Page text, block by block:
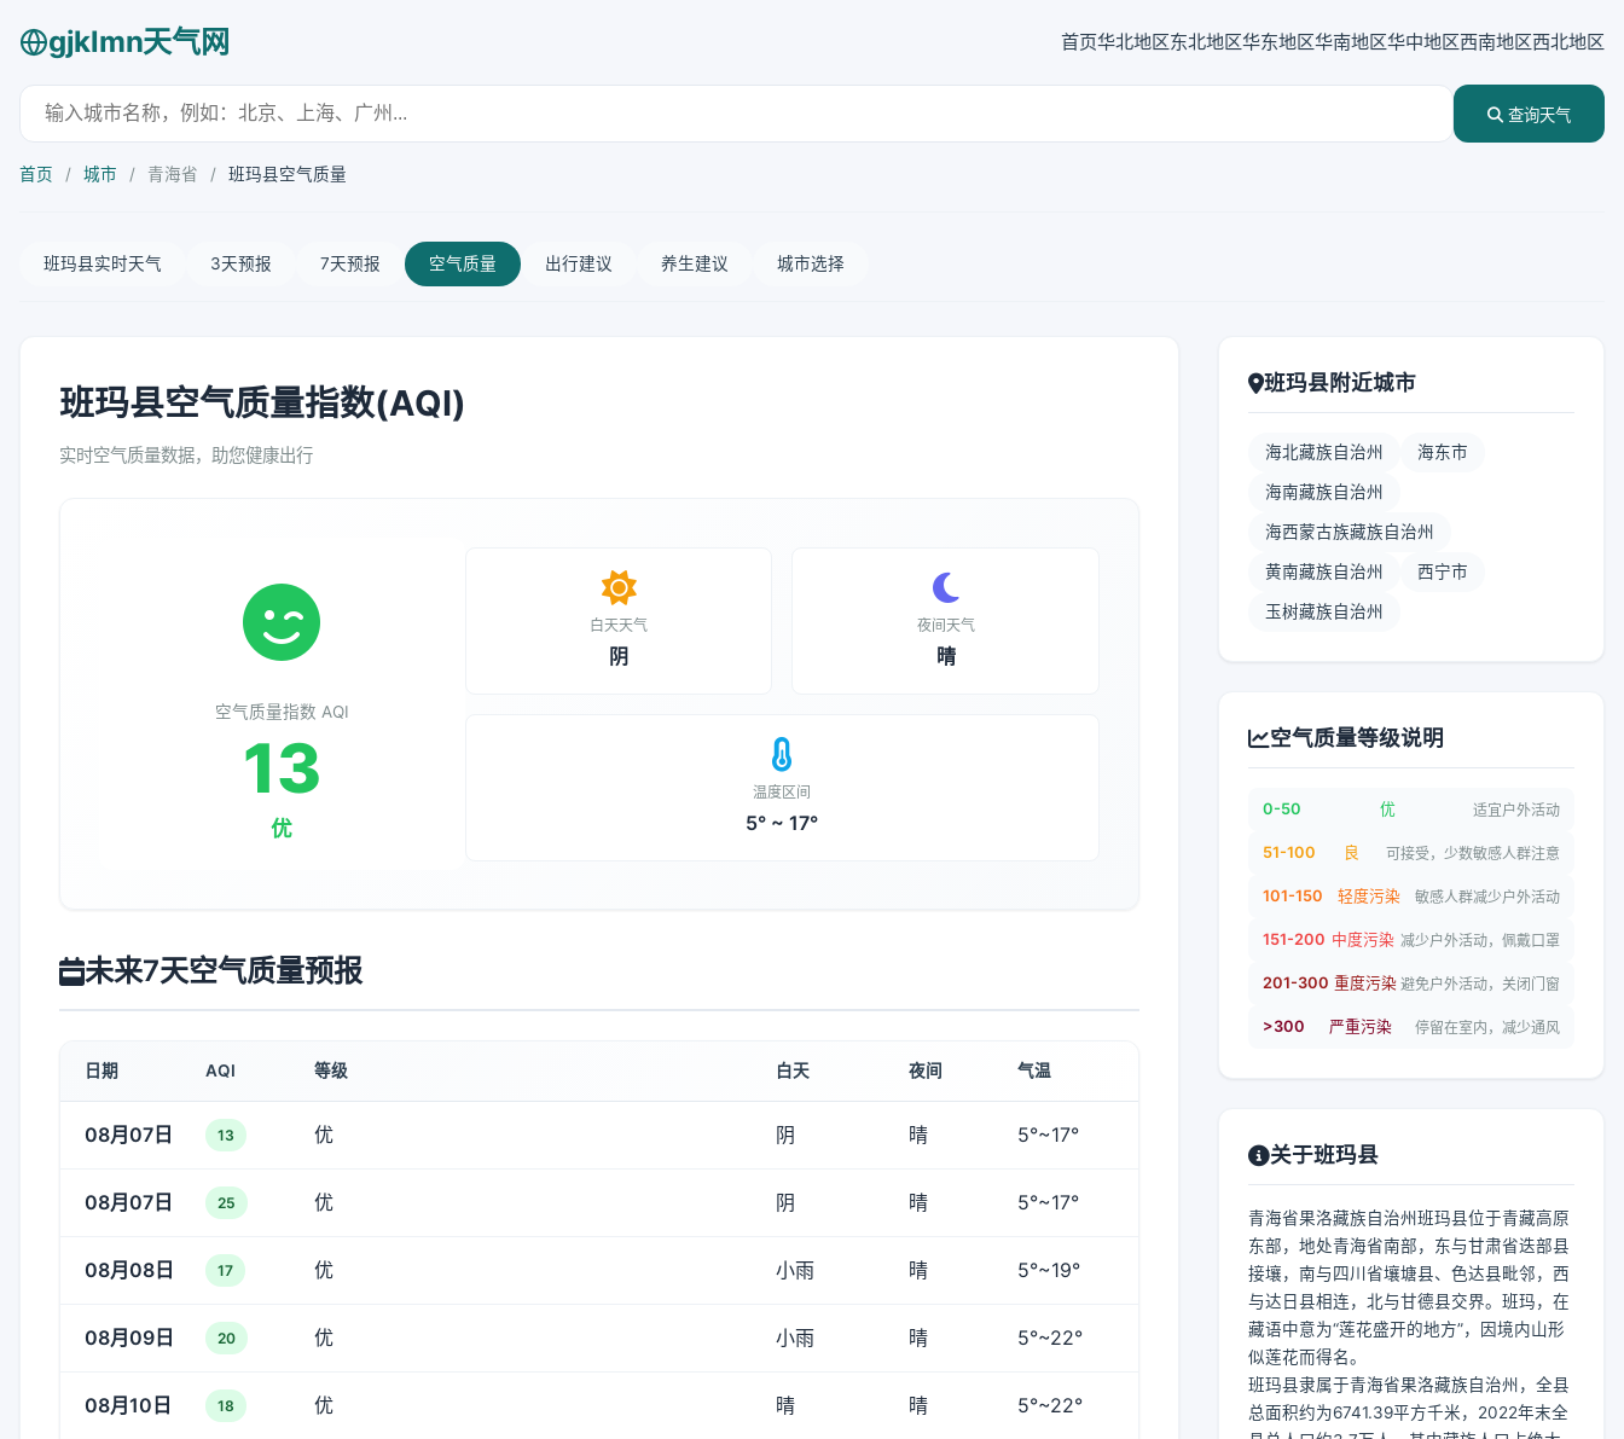
gjklmn天气网 首页华北地区东北地区华东地区华南地区华中地区西南地区西北地区
查询天气
首页 / 城市 / 青海省 / 班玛县空气质量
班玛县实时天气 3天预报 7天预报 空气质量 出行建议 养生建议 城市选择
班玛县空气质量指数(AQI)
实时空气质量数据，助您健康出行
空气质量指数 AQI
13
优
白天天气
阴
夜间天气
晴
温度区间
5° ~ 17°
未来7天空气质量预报
日期 AQI 等级 白天 夜间 气温
08月07日 13 优 阴 晴 5°~17°
08月07日 25 优 阴 晴 5°~17°
08月08日 17 优 小雨 晴 5°~19°
08月09日 20 优 小雨 晴 5°~22°
08月10日 18 优 晴 晴 5°~22°
班玛县附近城市
海北藏族自治州 海东市
海南藏族自治州
海西蒙古族藏族自治州
黄南藏族自治州 西宁市
玉树藏族自治州
空气质量等级说明
0-50 优 适宜户外活动
51-100 良 可接受，少数敏感人群注意
101-150 轻度污染 敏感人群减少户外活动
151-200 中度污染 减少户外活动，佩戴口罩
201-300 重度污染 避免户外活动，关闭门窗
>300 严重污染 停留在室内，减少通风
关于班玛县
青海省果洛藏族自治州班玛县位于青藏高原
东部，地处青海省南部，东与甘肃省迭部县
接壤，南与四川省壤塘县、色达县毗邻，西
与达日县相连，北与甘德县交界。班玛，在
藏语中意为“莲花盛开的地方”，因境内山形
似莲花而得名。
班玛县隶属于青海省果洛藏族自治州，全县
总面积约为6741.39平方千米，2022年末全